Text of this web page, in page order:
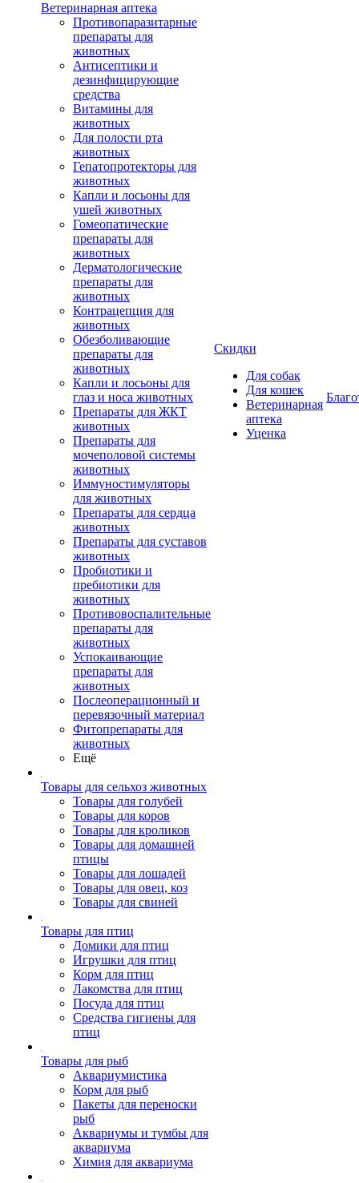
Ветеринарная аптека
Противопаразитарные
препараты для
животных
Антисептики и
дезинфицирующие
средства
Витамины для
животных
Для полости рта
животных
Гепатопротекторы для
животных
Капли и лосьоны для
ушей животных
Гомеопатические
препараты для
животных
Дерматологические
препараты для
животных
Контрацепция для
животных
Обезболивающие
препараты для
животных
Капли и лосьоны для
глаз и носа животных
Препараты для ЖКТ
животных
Препараты для
мочеполовой системы
животных
Иммуностимуляторы
для животных
Препараты для сердца
животных
Препараты для суставов
животных
Пробиотики и
пребиотики для
животных
Противовоспалительные
препараты для
животных
Успокаивающие
препараты для
животных
Послеоперационный и
перевязочный материал
Фитопрепараты для
животных
Ещё
Товары для сельхоз животных
Товары для голубей
Товары для коров
Товары для кроликов
Товары для домашней
птицы
Товары для лошадей
Товары для овец, коз
Товары для свиней
Товары для птиц
Домики для птиц
Игрушки для птиц
Корм для птиц
Лакомства для птиц
Посуда для птиц
Средства гигиены для
птиц
Товары для рыб
Аквариумистика
Корм для рыб
Пакеты для переноски
рыб
Аквариумы и тумбы для
аквариума
Химия для аквариума
Скидки
Для собак
Для кошек
Ветеринарная
аптека
Уценка